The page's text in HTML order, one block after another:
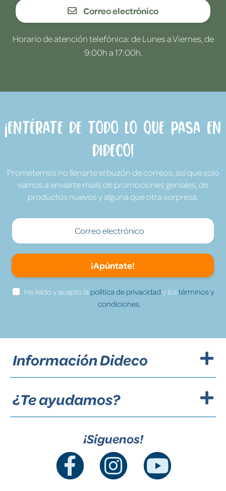
Correo electrónico
Horario de atención telefónica: de Lunes a Viernes, de
9:00h a 17:00h.
¡Entérate de todo lo que pasa en
Dideco!
Prometemos no llenarte el buzón de correos, así que solo
vamos a enviarte mails de promociones geniales, de
productos nuevos y alguna que otra sorpresa.
¡Apúntate!
He leído y acepto la política de privacidad y lostérminos y
condiciones.
Información Dideco
¿Te ayudamos?
¡Síguenos!